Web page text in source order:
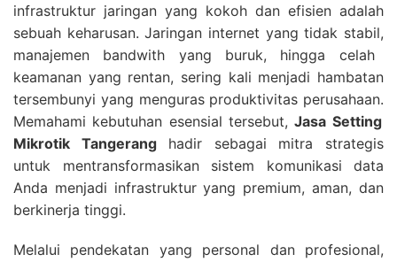
infrastruktur jaringan yang kokoh dan efisien adalah
sebuah keharusan. Jaringan internet yang tidak stabil,
manajemen bandwith yang buruk, hingga celah
keamanan yang rentan, sering kali menjadi hambatan
tersembunyi yang menguras produktivitas perusahaan.
Memahami kebutuhan esensial tersebut, Jasa Setting
Mikrotik Tangeranghadir sebagai mitra strategis
untuk mentransformasikan sistem komunikasi data
Anda menjadi infrastruktur yang premium, aman, dan
berkinerja tinggi.
Melalui pendekatan yang personal dan profesional,